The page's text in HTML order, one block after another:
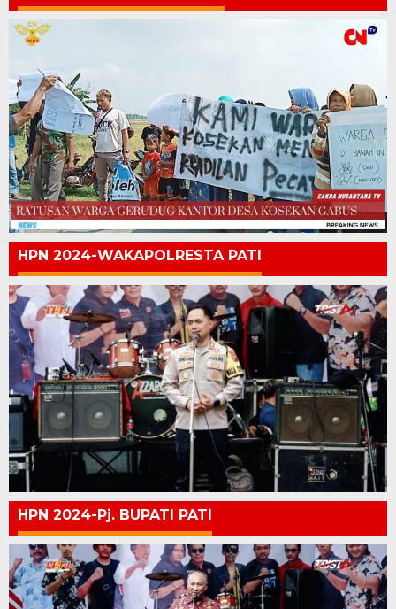
HPN 2024-WAKAPOLRESTA PATI
HPN 2024-Pj. BUPATI PATI